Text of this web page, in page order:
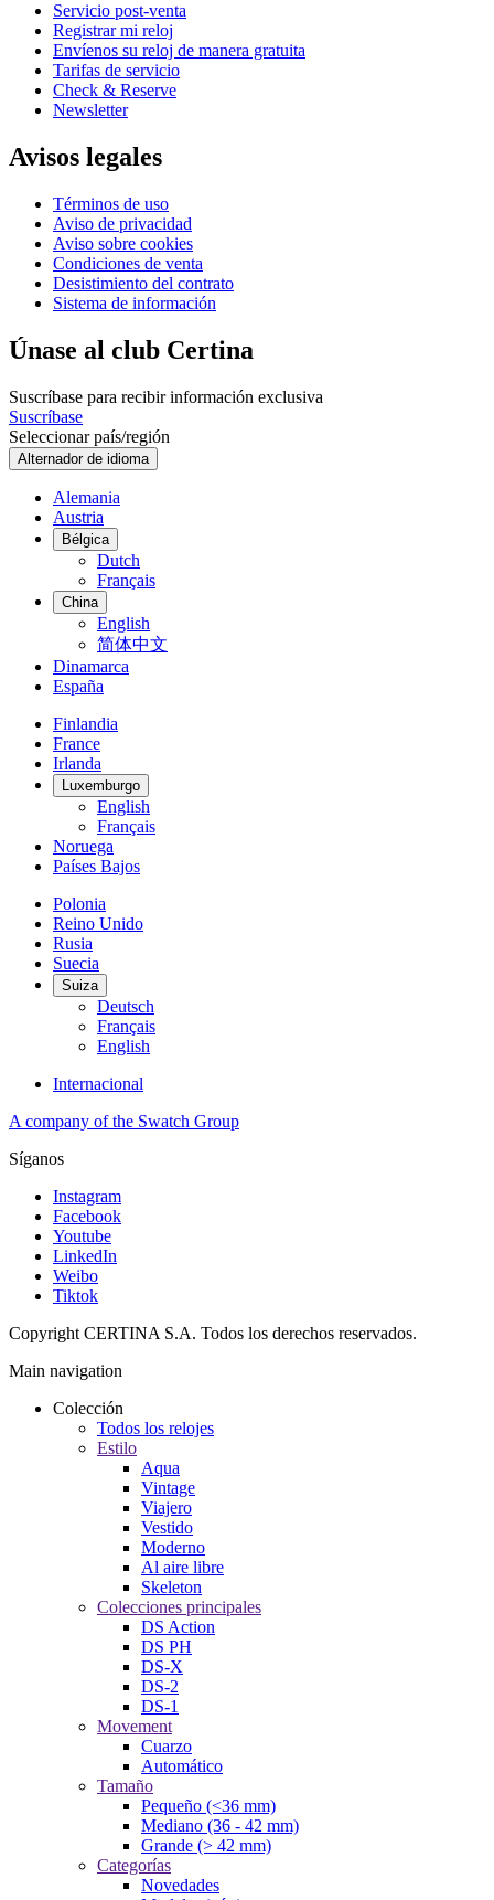
Servicio post-venta
Registrar mi reloj
Envíenos su reloj de manera gratuita
Tarifas de servicio
Check & Reserve
Newsletter
Avisos legales
Términos de uso
Aviso de privacidad
Aviso sobre cookies
Condiciones de venta
Desistimiento del contrato
Sistema de información
Únase al club Certina
Suscríbase para recibir información exclusiva
Suscríbase
Seleccionar país/región
Alternador de idioma
Alemania
Austria
Bélgica
Dutch
Français
China
English
简体中文
Dinamarca
España
Finlandia
France
Irlanda
Luxemburgo
English
Français
Noruega
Países Bajos
Polonia
Reino Unido
Rusia
Suecia
Suiza
Deutsch
Français
English
Internacional
A company of the Swatch Group
Síganos
Instagram
Facebook
Youtube
LinkedIn
Weibo
Tiktok
Copyright CERTINA S.A. Todos los derechos reservados.
Main navigation
Colección
Todos los relojes
Estilo
Aqua
Vintage
Viajero
Vestido
Moderno
Al aire libre
Skeleton
Colecciones principales
DS Action
DS PH
DS-X
DS-2
DS-1
Movement
Cuarzo
Automático
Tamaño
Pequeño (<36 mm)
Mediano (36 - 42 mm)
Grande (> 42 mm)
Categorías
Novedades